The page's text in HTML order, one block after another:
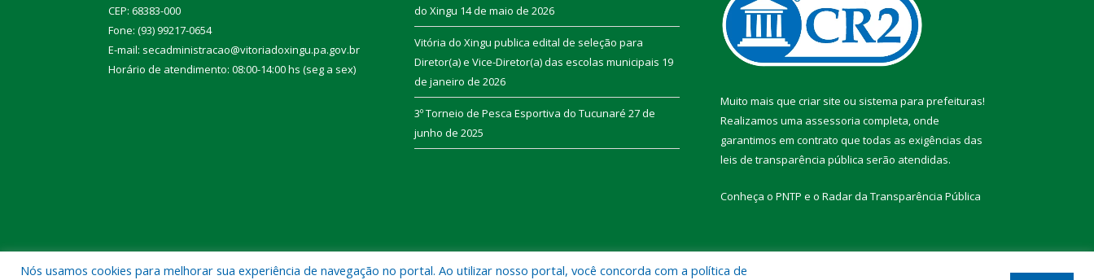
CEP: 68383-000
Fone: (93) 99217-0654
E-mail: secadministracao@vitoriadoxingu.pa.gov.br
Horário de atendimento: 08:00-14:00 hs (seg a sex)
do Xingu 14 de maio de 2026
Vitória do Xingu publica edital de seleção para
Diretor(a) e Vice-Diretor(a) das escolas municipais 19
de janeiro de 2026
3º Torneio de Pesca Esportiva do Tucunaré 27 de
junho de 2025
Muito mais que criar site ou sistema para prefeituras!
Realizamos uma assessoria completa, onde
garantimos em contrato que todas as exigências das
leis de transparência pública serão atendidas.
Conheça o PNTP e o Radar da Transparência Pública
Nós usamos cookies para melhorar sua experiência de navegação no portal. Ao utilizar nosso portal, você concorda com a política de